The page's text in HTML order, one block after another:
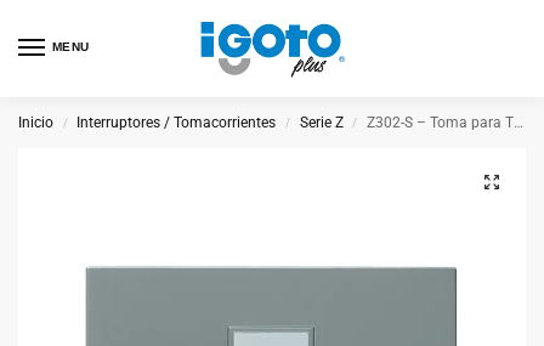
MENU
Inicio / Interruptores / Tomacorrientes / Serie Z / Z302-S – Toma para TV Plateado